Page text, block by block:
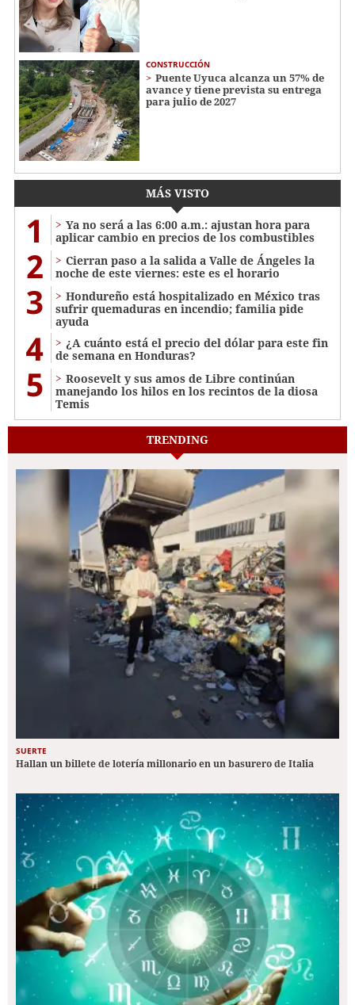
CONSTRUCCIÓN
Puente Uyuca alcanza un 57% de
avance y tiene prevista su entrega
para julio de 2027
MÁS VISTO
1
Ya no será a las 6:00 a.m.: ajustan hora para
aplicar cambio en precios de los combustibles
2
Cierran paso a la salida a Valle de Ángeles la
noche de este viernes: este es el horario
3
Hondureño está hospitalizado en México tras
sufrir quemaduras en incendio; familia pide
ayuda
4
¿A cuánto está el precio del dólar para este fin
de semana en Honduras?
5
Roosevelt y sus amos de Libre continúan
manejando los hilos en los recintos de la diosa
Temis
TRENDING
SUERTE
Hallan un billete de lotería millonario en un basurero de Italia